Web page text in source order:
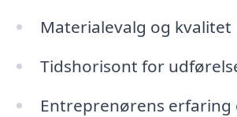
Materialevalg og kvalitet
Tidshorisont for
Entreprenørens erfaring